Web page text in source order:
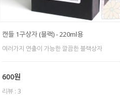
캔들 1구상자 (블랙) - 220ml용
여러가지 연출이 가능한 깔끔한 블랙상자
600원
리뷰 : 3